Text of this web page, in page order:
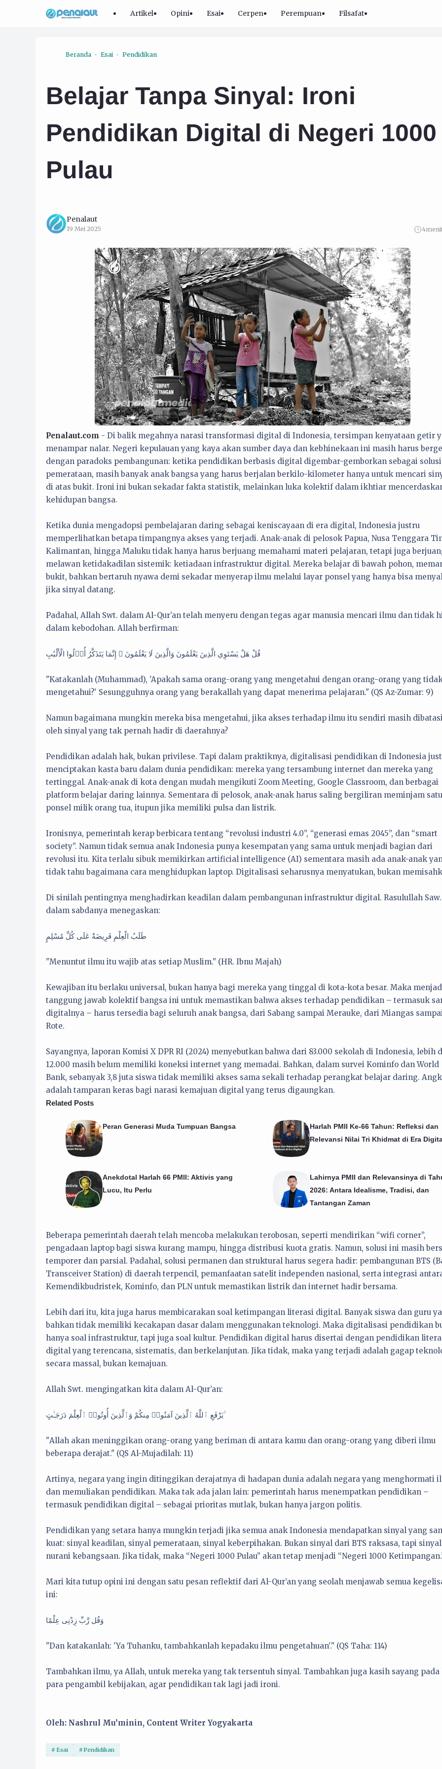
Artikel Opini Esai Cerpen Perempuan Filsafat
Beranda Esai Pendidikan
Belajar Tanpa Sinyal: Ironi
Pendidikan Digital di Negeri 1000
Pulau
Penalaut
19 Mei 2025 4
Penalaut.com - Di balik megahnya narasi transformasi digital di Indonesia, tersimpan kenyataan getir
menampar nalar. Negeri kepulauan yang kaya akan sumber daya dan kebhinekaan ini masih harus
dengan paradoks pembangunan: ketika pendidikan berbasis digital digembar-gemborkan sebagai solusi
pemerataan, masih banyak anak bangsa yang harus berjalan berkilo-kilometer hanya untuk mencari
di atas bukit. Ironi ini bukan sekadar fakta statistik, melainkan luka kolektif dalam ikhtiar
kehidupan bangsa.
Ketika dunia mengadopsi pembelajaran daring sebagai keniscayaan di era digital, Indonesia justru
memperlihatkan betapa timpangnya akses yang terjadi. Anak-anak di pelosok Papua, Nusa Tenggara
Kalimantan, hingga Maluku tidak hanya harus berjuang memahami materi pelajaran, tetapi juga
melawan ketidakadilan sistemik: ketiadaan infrastruktur digital. Mereka belajar di bawah pohon,
bukit, bahkan bertaruh nyawa demi sekadar menyerap ilmu melalui layar ponsel yang hanya bisa
jika sinyal datang.
Padahal, Allah Swt. dalam Al-Qur’an telah menyeru dengan tegas agar manusia mencari ilmu dan tidak
dalam kebodohan. Allah berfirman:
قُلْ هَلْ يَسْتَوِي الَّذِينَ يَعْلَمُونَ وَالَّذِينَ لَا يَعْلَمُونَ ۗ إِنَّمَا يَتَذَكَّرُ أُو۟لُوا الْأَلْبَٰبِ
"Katakanlah (Muhammad), 'Apakah sama orang-orang yang mengetahui dengan orang-orang yang
mengetahui?' Sesungguhnya orang yang berakallah yang dapat menerima pelajaran." (QS Az-Zumar: 9)
Namun bagaimana mungkin mereka bisa mengetahui, jika akses terhadap ilmu itu sendiri masih
oleh sinyal yang tak pernah hadir di daerahnya?
Pendidikan adalah hak, bukan privilese. Tapi dalam praktiknya, digitalisasi pendidikan di Indonesia
menciptakan kasta baru dalam dunia pendidikan: mereka yang tersambung internet dan mereka yang
tertinggal. Anak-anak di kota dengan mudah mengikuti Zoom Meeting, Google Classroom, dan berbagai
platform belajar daring lainnya. Sementara di pelosok, anak-anak harus saling bergiliran meminjam satu
ponsel milik orang tua, itupun jika memiliki pulsa dan listrik.
Ironisnya, pemerintah kerap berbicara tentang “revolusi industri 4.0”, “generasi emas 2045”, dan “smart
society”. Namun tidak semua anak Indonesia punya kesempatan yang sama untuk menjadi bagian dari
revolusi itu. Kita terlalu sibuk memikirkan artificial intelligence (AI) sementara masih ada anak-anak
tidak tahu bagaimana cara menghidupkan laptop. Digitalisasi seharusnya menyatukan, bukan
Di sinilah pentingnya menghadirkan keadilan dalam pembangunan infrastruktur digital. Rasulullah Saw.
dalam sabdanya menegaskan:
طَلَبُ الْعِلْمِ فَرِيضَةٌ عَلَى كُلِّ مُسْلِمٍ
"Menuntut ilmu itu wajib atas setiap Muslim." (HR. Ibnu Majah)
Kewajiban itu berlaku universal, bukan hanya bagi mereka yang tinggal di kota-kota besar. Maka
tanggung jawab kolektif bangsa ini untuk memastikan bahwa akses terhadap pendidikan – termasuk
digitalnya – harus tersedia bagi seluruh anak bangsa, dari Sabang sampai Merauke, dari Miangas
Rote.
Sayangnya, laporan Komisi X DPR RI (2024) menyebutkan bahwa dari 83.000 sekolah di Indonesia, lebih
12.000 masih belum memiliki koneksi internet yang memadai. Bahkan, dalam survei Kominfo dan World
Bank, sebanyak 3,8 juta siswa tidak memiliki akses sama sekali terhadap perangkat belajar daring.
adalah tamparan keras bagi narasi kemajuan digital yang terus digaungkan.
Related Posts
Peran Generasi Muda Tumpuan Bangsa
Harlah PMII Ke‑66 Tahun: Refleksi dan
Relevansi Nilai Tri Khidmat di Era
Anekdotal Harlah 66 PMII: Aktivis yang
Lucu, Itu Perlu
Lahirnya PMII dan Relevansinya di
2026: Antara Idealisme, Tradisi, dan
Tantangan Zaman
Beberapa pemerintah daerah telah mencoba melakukan terobosan, seperti mendirikan “wifi corner”,
pengadaan laptop bagi siswa kurang mampu, hingga distribusi kuota gratis. Namun, solusi ini masih
temporer dan parsial. Padahal, solusi permanen dan struktural harus segera hadir: pembangunan BTS
Transceiver Station) di daerah terpencil, pemanfaatan satelit independen nasional, serta integrasi
Kemendikbudristek, Kominfo, dan PLN untuk memastikan listrik dan internet hadir bersama.
Lebih dari itu, kita juga harus membicarakan soal ketimpangan literasi digital. Banyak siswa dan guru
bahkan tidak memiliki kecakapan dasar dalam menggunakan teknologi. Maka digitalisasi pendidikan
hanya soal infrastruktur, tapi juga soal kultur. Pendidikan digital harus disertai dengan pendidikan
digital yang terencana, sistematis, dan berkelanjutan. Jika tidak, maka yang terjadi adalah gagap
secara massal, bukan kemajuan.
Allah Swt. mengingatkan kita dalam Al-Qur’an:
يَرْفَعِ ٱللَّهُ ٱلَّذِينَ آمَنُوا۟ مِنكُمْ وَٱلَّذِينَ أُوتُوا۟ ٱلْعِلْمَ دَرَجَـٰتٍ ۚ
"Allah akan meninggikan orang-orang yang beriman di antara kamu dan orang-orang yang diberi ilmu
beberapa derajat." (QS Al-Mujadilah: 11)
Artinya, negara yang ingin ditinggikan derajatnya di hadapan dunia adalah negara yang menghormati
dan memuliakan pendidikan. Maka tak ada jalan lain: pemerintah harus menempatkan pendidikan –
termasuk pendidikan digital – sebagai prioritas mutlak, bukan hanya jargon politis.
Pendidikan yang setara hanya mungkin terjadi jika semua anak Indonesia mendapatkan sinyal yang
kuat: sinyal keadilan, sinyal pemerataan, sinyal keberpihakan. Bukan sinyal dari BTS raksasa, tapi
nurani kebangsaan. Jika tidak, maka “Negeri 1000 Pulau” akan tetap menjadi “Negeri 1000
Mari kita tutup opini ini dengan satu pesan reflektif dari Al-Qur’an yang seolah menjawab semua
ini:
وَقُل رَّبِّ زِدْنِى عِلْمًا
"Dan katakanlah: 'Ya Tuhanku, tambahkanlah kepadaku ilmu pengetahuan'." (QS Taha: 114)
Tambahkan ilmu, ya Allah, untuk mereka yang tak tersentuh sinyal. Tambahkan juga kasih sayang pada
para pengambil kebijakan, agar pendidikan tak lagi jadi ironi.
Oleh: Nashrul Mu’minin, Content Writer Yogyakarta
Esai Pendidikan